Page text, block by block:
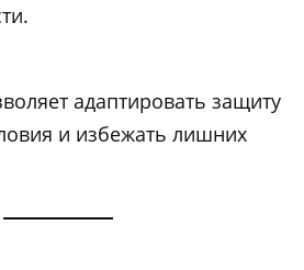
адаптировать защиту
и избежать лишних